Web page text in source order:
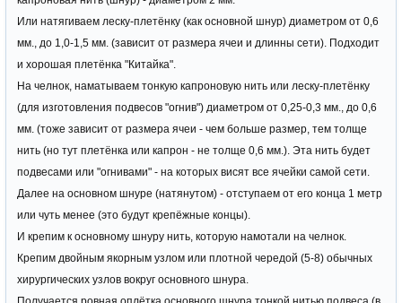
Или натягиваем леску-плетёнку (как основной шнур) диаметром от 0,6
мм., до 1,0-1,5 мм. (зависит от размера ячеи и длинны сети). Подходит
и хорошая плетёнка "Китайка".
На челнок, наматываем тонкую капроновую нить или леску-плетёнку
(для изготовления подвесов "огнив") диаметром от 0,25-0,3 мм., до 0,6
мм. (тоже зависит от размера ячеи - чем больше размер, тем толще
нить (но тут плетёнка или капрон - не толще 0,6 мм.). Эта нить будет
подвесами или "огнивами" - на которых висят все ячейки самой сети.
Далее на основном шнуре (натянутом) - отступаем от его конца 1 метр
или чуть менее (это будут крепёжные концы).
И крепим к основному шнуру нить, которую намотали на челнок.
Крепим двойным якорным узлом или плотной чередой (5-8) обычных
хирургических узлов вокруг основного шнура.